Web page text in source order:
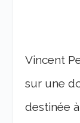
Vincent
sur une
destinée